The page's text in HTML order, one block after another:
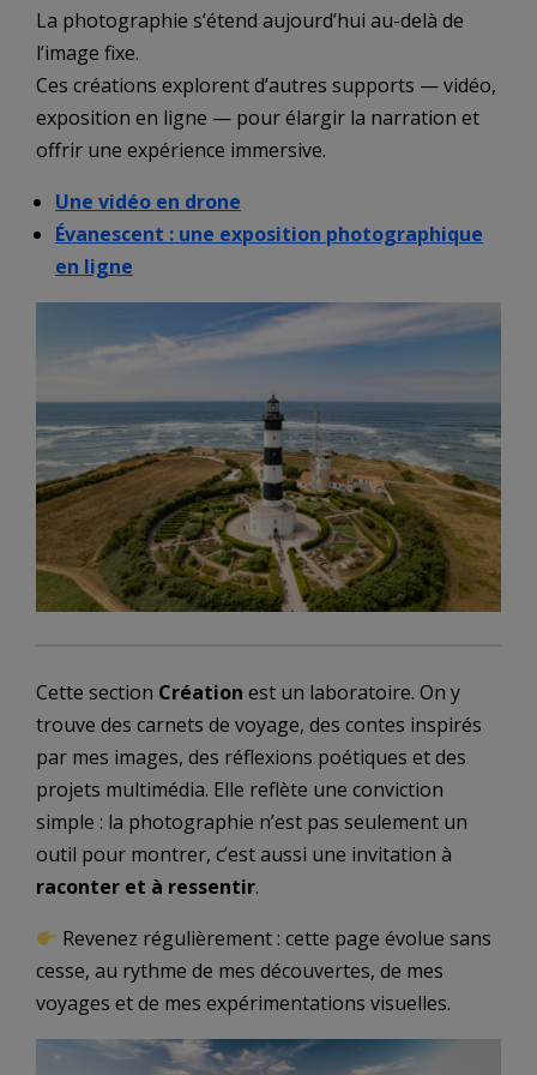
La photographie s’étend aujourd’hui au-delà de
l’image fixe.
Ces créations explorent d’autres supports — vidéo,
exposition en ligne — pour élargir la narration et
offrir une expérience immersive.
Une vidéo en drone
Évanescent : une exposition photographique
en ligne
Cette section Création est un laboratoire. On y
trouve des carnets de voyage, des contes inspirés
par mes images, des réflexions poétiques et des
projets multimédia. Elle reflète une conviction
simple : la photographie n’est pas seulement un
outil pour montrer, c’est aussi une invitation à
raconter et à ressentir.
Revenez régulièrement : cette page évolue sans
cesse, au rythme de mes découvertes, de mes
voyages et de mes expérimentations visuelles.